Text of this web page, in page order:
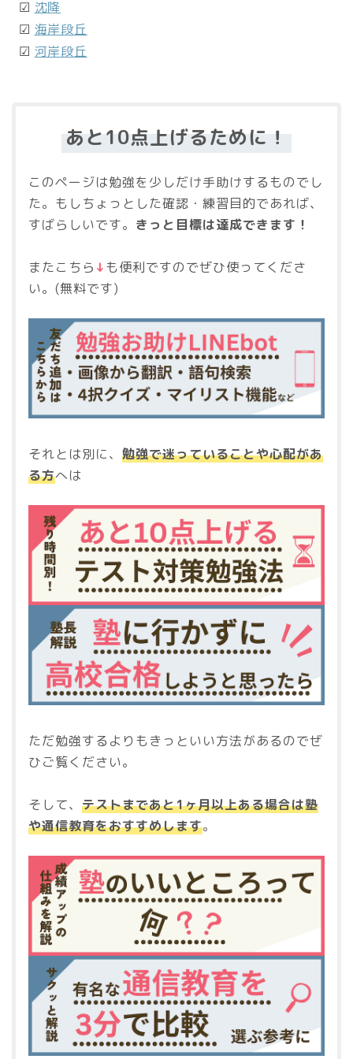
☑ 沈降
☑ 海岸段丘
☑ 河岸段丘
あと10点上げるために！
このページは勉強を少しだけ手助けするものでし
た。もしちょっとした確認・練習目的であれば、
すばらしいです。 きっと目標は達成できます！
またこちら ↓も便利ですのでぜひ使ってくださ
い。(無料です)
それとは別に、 勉強で迷っていることや心配があ
る方へは
ただ勉強するよりもきっといい方法があるのでぜ
ひご覧ください。
そして、 テストまであと1ヶ月以上ある場合は塾
や通信教育をおすすめします。